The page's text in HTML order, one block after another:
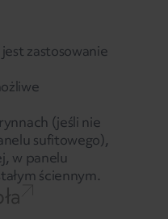
zastosowanie
(jeśli nie
sufitowego),
w panelu
ściennym.